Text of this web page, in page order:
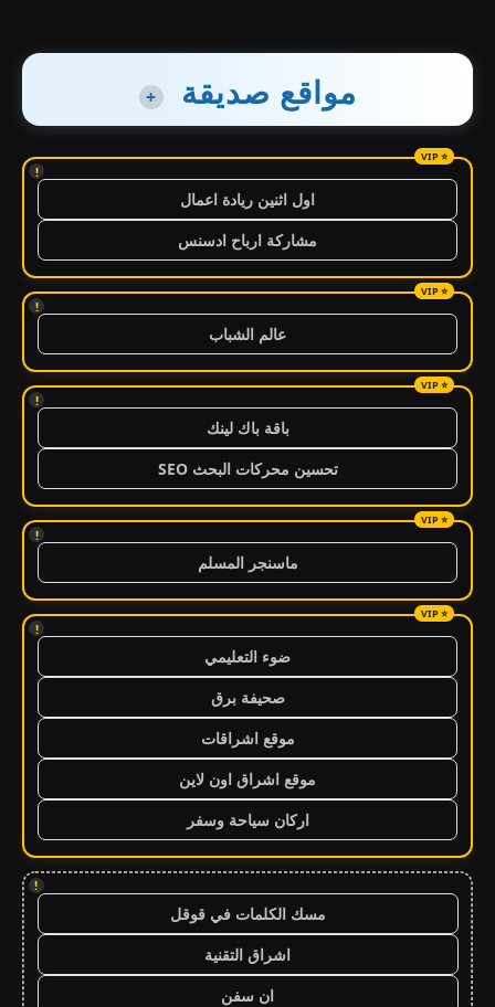
مواقع صديقة +
!
اول اثنين ريادة اعمال
مشاركة ارباح ادسنس
!
عالم الشباب
!
باقة باك لينك
تحسين محركات البحث SEO
!
ماسنجر المسلم
!
ضوء التعليمي
صحيفة برق
موقع اشراقات
موقع اشراق اون لاين
اركان سياحة وسفر
!
مسك الكلمات في قوقل
اشراق التقنية
ان سفن